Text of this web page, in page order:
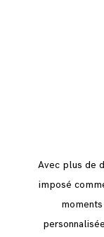
Avec plus de
imposé